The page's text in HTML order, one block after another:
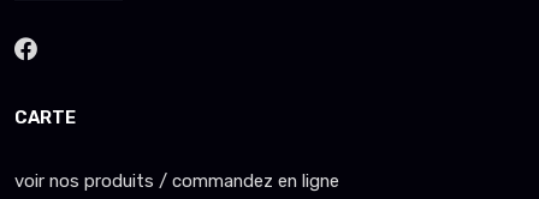
CARTE
voir nos produits / commandez en ligne